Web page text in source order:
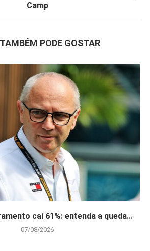
Camp
PODE GOSTAR
cai 61%: entenda a queda...
07/08/2026